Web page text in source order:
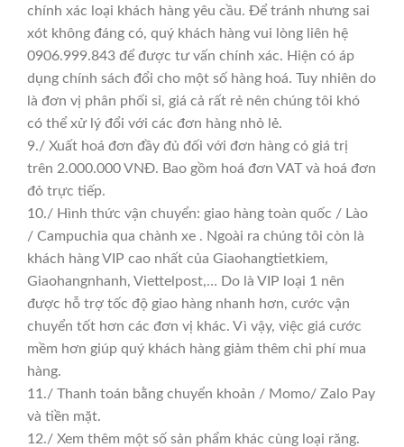
chính xác loại khách hàng yêu cầu. Để tránh nhưng sai
xót không đáng có, quý khách hàng vui lòng liên hệ
0906.999.843 để được tư vấn chính xác. Hiện có áp
dụng chính sách đổi cho một số hàng hoá. Tuy nhiên do
là đơn vị phân phối sỉ, giá cả rất rẻ nên chúng tôi khó
có thể xử lý đổi với các đơn hàng nhỏ lẻ.
9./ Xuất hoá đơn đầy đủ đối với đơn hàng có giá trị
trên 2.000.000 VNĐ. Bao gồm hoá đơn VAT và hoá đơn
đỏ trực tiếp.
10./ Hình thức vận chuyển: giao hàng toàn quốc / Lào
/ Campuchia qua chành xe . Ngoài ra chúng tôi còn là
khách hàng VIP cao nhất của Giaohangtietkiem,
Giaohangnhanh, Viettelpost,… Do là VIP loại 1 nên
được hỗ trợ tốc độ giao hàng nhanh hơn, cước vận
chuyển tốt hơn các đơn vị khác. Vì vậy, việc giá cước
mềm hơn giúp quý khách hàng giảm thêm chi phí mua
hàng.
11./ Thanh toán bằng chuyển khoản / Momo/ Zalo Pay
và tiền mặt.
12./ Xem thêm một số sản phẩm khác cùng loại răng.